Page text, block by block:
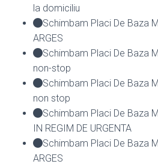
la domiciliu
Schimbam Placi De Baza
ARGES
Schimbam Placi De Baza
non-stop
Schimbam Placi De Baza
non stop
Schimbam Placi De Baza
IN REGIM DE URGENTA
Schimbam Placi De Baza
ARGES